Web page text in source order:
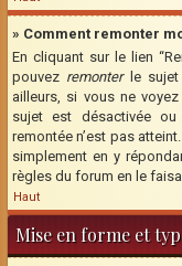
» Comment remonter
En cliquant sur le lien
pouvez remonterle sujet
ailleurs, si vous ne
sujet est désactivée
remontée n’est pas
simplement en y
règles du forum en le
Haut
Mise en forme et